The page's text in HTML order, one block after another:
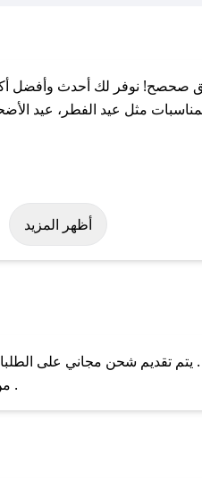
صحصح! نوفر لك أحدث وأفضل
مثل عيد الفطر، عيد
كود خصم بوكنان. وفي حال عدم
صحصح عبر الرسائل الخاصة
أظهر المزيد
تقديم شحن مجاني على
من ذلك. للاستفادة من خيار التوصيل السريع، يرجى تقديم طلبك قبل الساعة .